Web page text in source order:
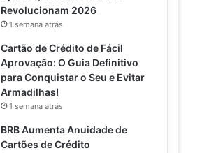
Revolucionam 2026
1 semana atrás
Cartão de Crédito de Fácil
Aprovação: O Guia Definitivo
para Conquistar o Seu e Evitar
Armadilhas!
1 semana atrás
BRB Aumenta Anuidade de
Cartões de Crédito